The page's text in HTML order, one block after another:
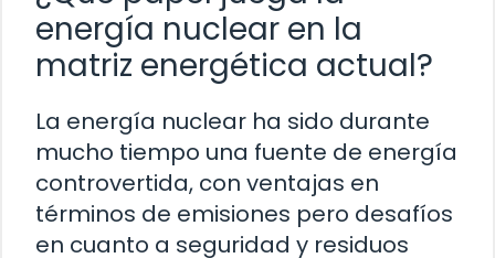
energía nuclear en la
matriz energética actual?
La energía nuclear ha sido durante
mucho tiempo una fuente de energía
controvertida, con ventajas en
términos de emisiones pero desafíos
en cuanto a seguridad y residuos